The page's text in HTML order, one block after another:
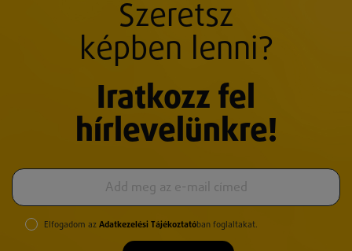
Szeretsz
képben lenni?
Iratkozz fel
hírlevelünkre!
Elfogadom az Adatkezelési Tájékoztatóban foglaltakat.